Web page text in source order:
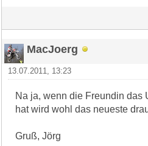
MacJoerg
13.07.2011, 13:23
Na ja, wenn die Freundin das
hat wird wohl das neueste
Gruß, Jörg